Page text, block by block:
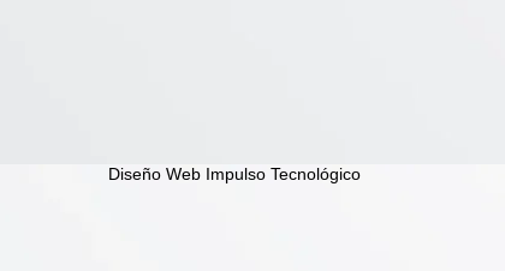
Diseño Web Impulso Tecnológico